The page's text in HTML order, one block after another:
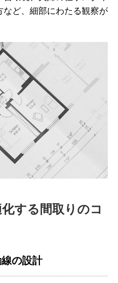
ど、細部にわたる観察が
する間取りのコ
の設計